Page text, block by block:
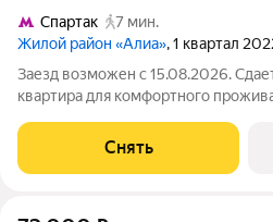
Спартак
7 мин.
Жилой район «Алиа», 1 квартал
Заезд возможен с 15.08.2026.
квартира для комфортного
окон открывается вид на развитый
работы, обеденная зона и
Снять